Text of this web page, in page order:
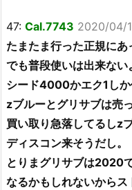
47: Cal.7743 2020/04/
たまたま行った正規にあ
でも普段使いは出来ない
シード4000かエク1しか
zブルーとグリサブは売
買い取り急落してるしz
ディスコン来そうだし。
とりまグリサブは2020
なるかもしれないからス